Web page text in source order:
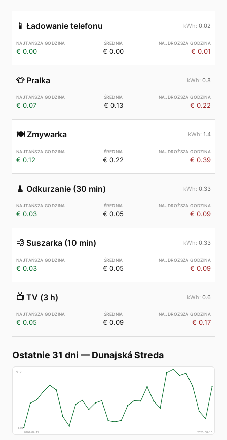
📱 Ładowanie telefonu 0.02
€ 0.00 € 0.00 € 0.01
👕 Pralka 0.8
€ 0.07 € 0.13 € 0.22
🍽️ Zmywarka 1.4
€ 0.12 € 0.22 € 0.39
🧹 Odkurzanie (30 min) 0.33
€ 0.03 € 0.05 € 0.09
💨 Suszarka (10 min) 0.33
€ 0.03 € 0.05 € 0.09
📺 TV (3 h) 0.6
€ 0.05 € 0.09 € 0.17
Ostatnie 31 dni — Dunajská Streda
€191
€80
2026-07-12
2026-08-10